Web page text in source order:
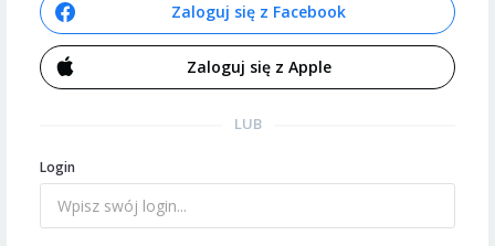
Zaloguj się z Facebook
Zaloguj się z Apple
LUB
Login